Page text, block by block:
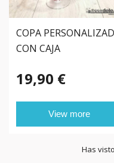
COPA
CON CAJA
19,90 €
View more
Has